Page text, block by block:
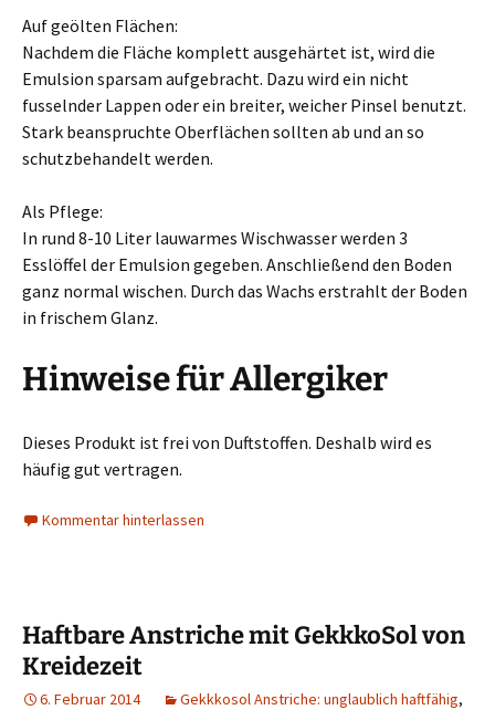
Auf geölten Flächen:
Nachdem die Fläche komplett ausgehärtet ist, wird die
Emulsion sparsam aufgebracht. Dazu wird ein nicht
fusselnder Lappen oder ein breiter, weicher Pinsel benutzt.
Stark beanspruchte Oberflächen sollten ab und an so
schutzbehandelt werden.
Als Pflege:
In rund 8-10 Liter lauwarmes Wischwasser werden 3
Esslöffel der Emulsion gegeben. Anschließend den Boden
ganz normal wischen. Durch das Wachs erstrahlt der Boden
in frischem Glanz.
Hinweise für Allergiker
Dieses Produkt ist frei von Duftstoffen. Deshalb wird es
häufig gut vertragen.
Kommentar hinterlassen
Haftbare Anstriche mit GekkkoSol von
Kreidezeit
6. Februar 2014 Gekkkosol Anstriche: unglaublich haftfähig,